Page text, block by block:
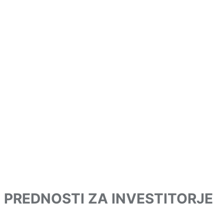
PREDNOSTI ZA INVESTITORJE